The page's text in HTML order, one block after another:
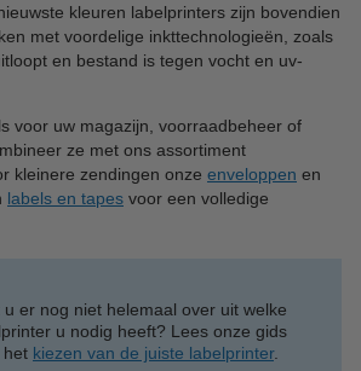
kleuren labelprinters zijn bovendien
met voordelige inkttechnologieën, zoals
en bestand is tegen vocht en uv-
voor uw magazijn, voorraadbeheer of
ze met ons assortiment
kleinere zendingen onze enveloppen en
labels en tapes voor een volledige
u er nog niet helemaal over uit welke
u nodig heeft? Lees onze gids
het kiezen van de juiste labelprinter.